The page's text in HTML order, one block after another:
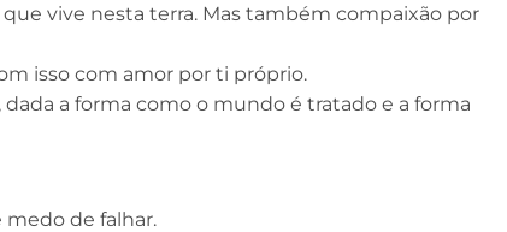
vive nesta terra. Mas também compaixão por
isso com amor por ti próprio.
a forma como o mundo é tratado e a forma
medo de falhar.